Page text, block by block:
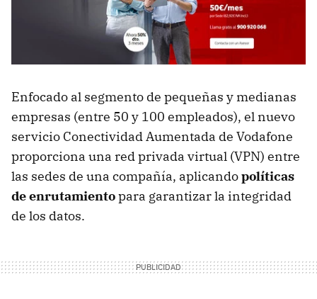
Enfocado al segmento de pequeñas y medianas
empresas (entre 50 y 100 empleados), el nuevo
servicio Conectividad Aumentada de Vodafone
proporciona una red privada virtual (VPN) entre
las sedes de una compañía, aplicandopolíticas
de enrutamientopara garantizar la integridad
de los datos.